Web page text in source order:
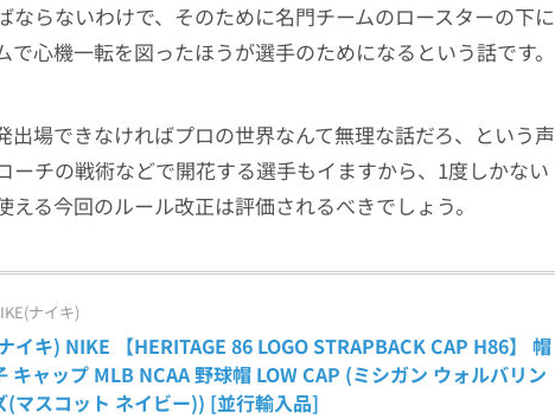
ならないわけで、そのために名門チームのロースターの下に
心機一転を図ったほうが選手のためになるという話です。
出場できなければプロの世界なんて無理な話だろ、という声
ーチの戦術などで開花する選手もイますから、1度しかない
る今回のルール改正は評価されるべきでしょう。
ナイキ)
イキ) NIKE 【HERITAGE 86 LOGO STRAPBACK CAP H86】 帽
キャップ MLB NCAA 野球帽 LOW CAP (ミシガン ウォルバリン
(マスコット ネイビー)) [並行輸入品]